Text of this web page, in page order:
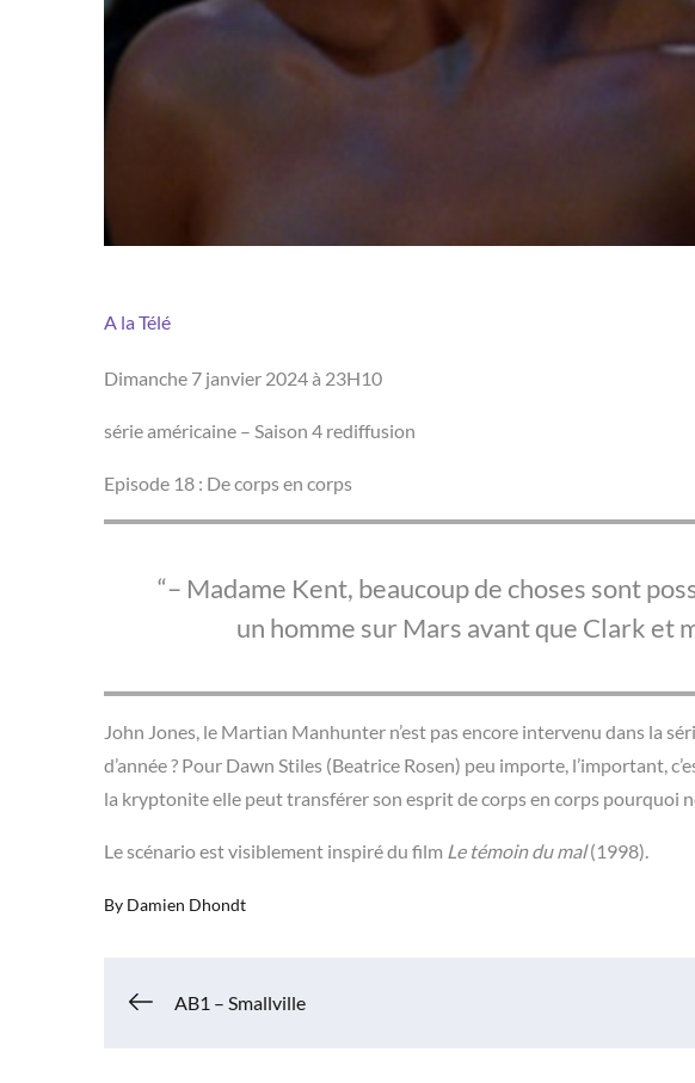
A la Télé
Dimanche 7 janvier 2024 à 23H10
série américaine – Saison 4 rediffusion
Episode 18 : De corps en corps
– Madame Kent, beaucoup de choses sont
un homme sur Mars avant que Clark et
John Jones, le Martian Manhunter n’est pas encore intervenu dans la
d’année ? Pour Dawn Stiles (Beatrice Rosen) peu importe, l’important,
la kryptonite elle peut transférer son esprit de corps en corps pourquoi
Le scénario est visiblement inspiré du film Le témoin du mal(1998).
By Damien Dhondt
Navigation
AB1 – Smallville